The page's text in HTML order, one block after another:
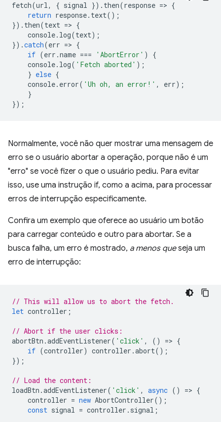
fetch(url, { signal }). then(response => {
return response. text();
}). then(text => {
console. log(text);
}).catch(err => {
if (err .name === 'AbortError' )
{
console. log( 'Fetch aborted' );
} else {
console. error( 'Uh oh, an error!' , err);
}
});
Normalmente, você não quer mostrar uma mensagem de
erro se o usuário abortar a operação, porque não é um
"erro" se você fizer o que o usuário pediu. Para evitar
isso, use uma instrução if, como a acima, para processar
erros de interrupção especificamente.
Confira um exemplo que oferece ao usuário um botão
para carregar conteúdo e outro para abortar. Se a
busca falha, um erro é mostrado, a menos queseja um
erro de interrupção:
// This will allow us to abort the fetch.
let controller ;
// Abort if the user clicks:
abortBtn .addEventListener( 'click' , () => {
if (controller) controller .abort();
});
// Load the content:
loadBtn .addEventListener( 'click' , async () => {
controller = new AbortController();
const signal = controller . signal ;